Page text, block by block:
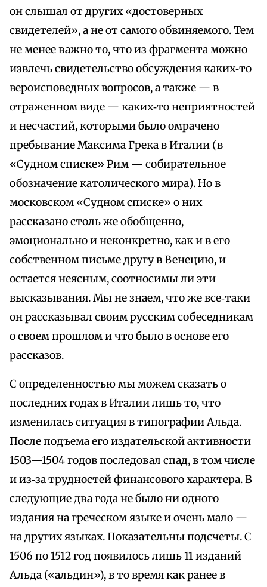
он слышал от других «достоверных
свидетелей», а не от самого обвиняемого. Тем
не менее важно то, что из фрагмента можно
извлечь свидетельство обсуждения каких‑то
вероисповедных вопросов, а также — в
отраженном виде — каких‑то неприятностей
и несчастий, которыми было омрачено
пребывание Максима Грека в Италии (в
«Судном списке» Рим — собирательное
обозначение католического мира). Но в
московском «Судном списке» о них
рассказано столь же обобщенно,
эмоционально и неконкретно, как и в его
собственном письме другу в Венецию, и
остается неясным, соотносимы ли эти
высказывания. Мы не знаем, что же все‑таки
он рассказывал своим русским собеседникам
о своем прошлом и что было в основе его
рассказов.
С определенностью мы можем сказать о
последних годах в Италии лишь то, что
изменилась ситуация в типографии Альда.
После подъема его издательской активности
1503—1504 годов последовал спад, в том числе
и из‑за трудностей финансового характера. В
следующие два года не было ни одного
издания на греческом языке и очень мало —
на других языках. Показательны подсчеты. С
1506 по 1512 год появилось лишь 11 изданий
Альда («альдин»), в то время как ранее в